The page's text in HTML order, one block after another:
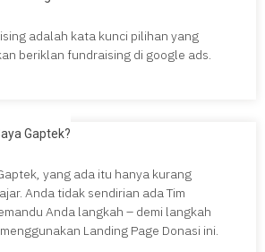
adalah kata kunci pilihan yang
beriklan fundraising di google ads.
Gaptek?
yang ada itu hanya kurang
Anda tidak sendirian ada Tim
Anda langkah – demi langkah
Landing Page Donasi ini.